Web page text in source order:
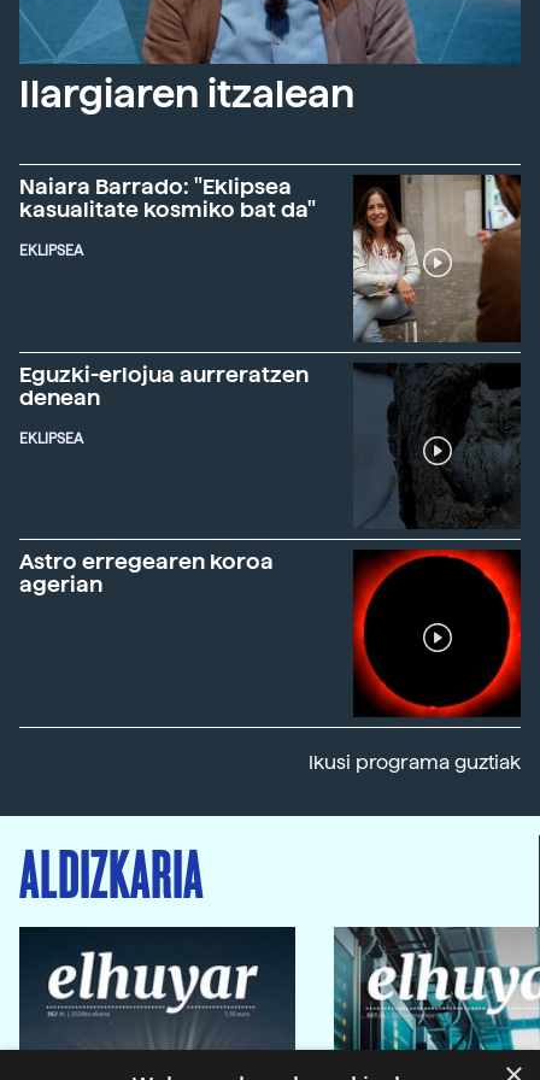
Ilargiaren itzalean
Naiara Barrado: "Eklipsea
kasualitate kosmiko bat da"
EKLIPSEA
Eguzki-erlojua aurreratzen
denean
EKLIPSEA
Astro erregearen koroa
agerian
Ikusi programa guztiak
ALDIZKARIA